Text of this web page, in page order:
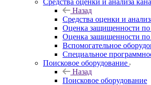
Средства оценки и анализа
Назад
Средства оценки и
Оценка защищенности
Оценка защищенности по
Вспомогательное
Специальное
Поисковое оборудование
Назад
Поисковое оборудование